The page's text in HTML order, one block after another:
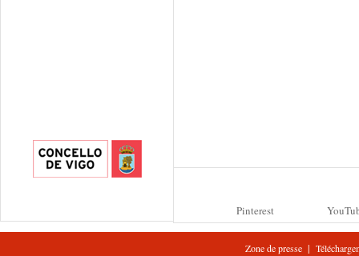
Pinterest
Zone de presse |